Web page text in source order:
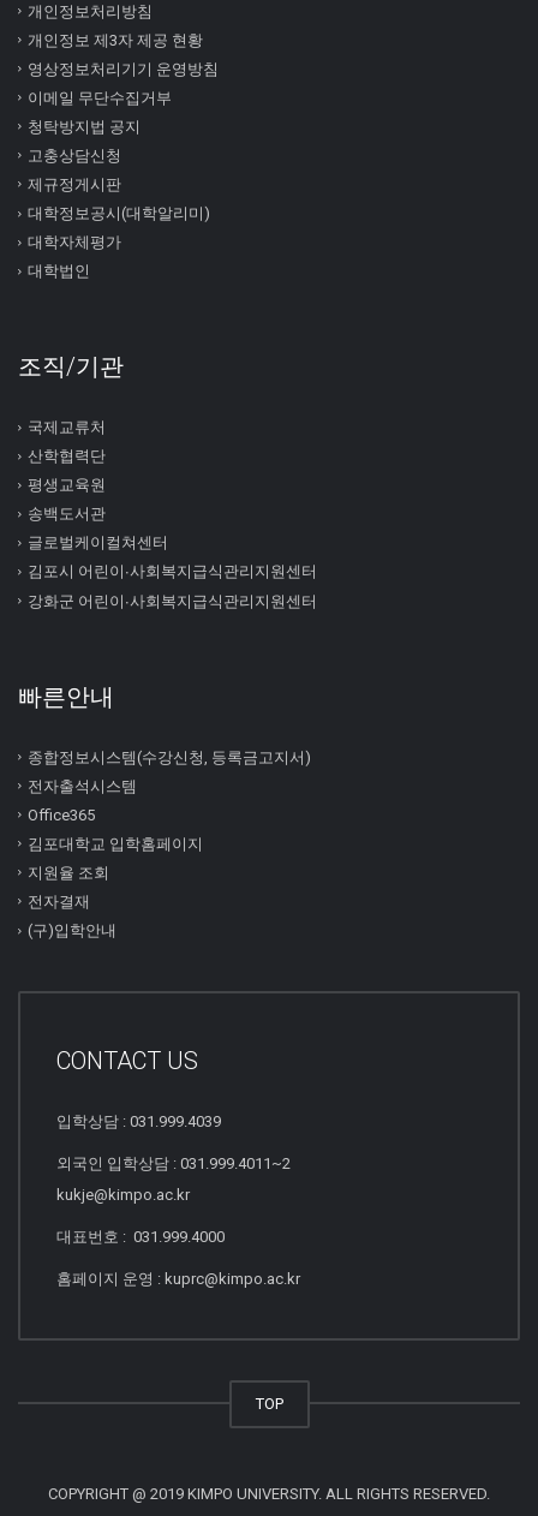
개인정보처리방침
개인정보 제3자 제공 현황
영상정보처리기기 운영방침
이메일 무단수집거부
청탁방지법 공지
고충상담신청
제규정게시판
대학정보공시(대학알리미)
대학자체평가
대학법인
조직/기관
국제교류처
산학협력단
평생교육원
송백도서관
글로벌케이컬쳐센터
김포시 어린이∙사회복지급식관리지원센터
강화군 어린이∙사회복지급식관리지원센터
빠른안내
종합정보시스템(수강신청, 등록금고지서)
전자출석시스템
Office365
김포대학교 입학홈페이지
지원율 조회
전자결재
(구)입학안내
CONTACT US
입학상담 : 031.999.4039
외국인 입학상담 : 031.999.4011~2
kukje@kimpo.ac.kr
대표번호 : 031.999.4000
홈페이지 운영 : kuprc@kimpo.ac.kr
TOP
COPYRIGHT @ 2019 KIMPO UNIVERSITY. ALL RIGHTS RESERVED.